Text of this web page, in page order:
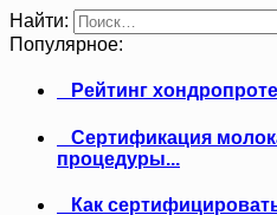
Найти:
Популярное:
Рейтинг
Сертификация
процедуры...
Как